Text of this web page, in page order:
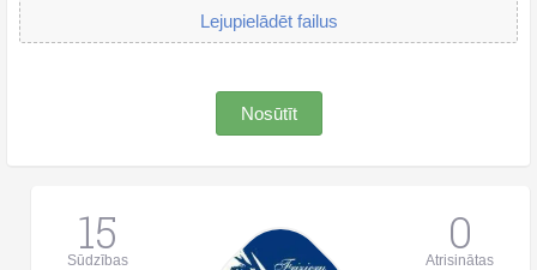
Lejupielādēt failus
Nosūtīt
15
Sūdzības 0
Atrisinātas